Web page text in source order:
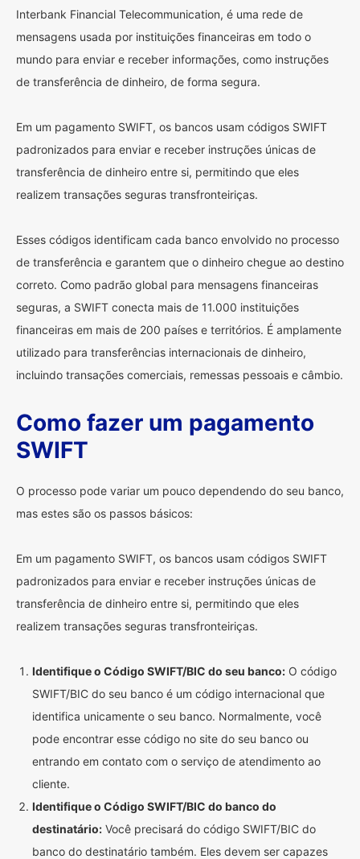
Interbank Financial Telecommunication, é uma rede de
mensagens usada por instituições financeiras em todo o
mundo para enviar e receber informações, como instruções
de transferência de dinheiro, de forma segura.
Em um pagamento SWIFT, os bancos usam códigos SWIFT
padronizados para enviar e receber instruções únicas de
transferência de dinheiro entre si, permitindo que eles
realizem transações seguras transfronteiriças.
Esses códigos identificam cada banco envolvido no processo
de transferência e garantem que o dinheiro chegue ao destino
correto. Como padrão global para mensagens financeiras
seguras, a SWIFT conecta mais de 11.000 instituições
financeiras em mais de 200 países e territórios. É amplamente
utilizado para transferências internacionais de dinheiro,
incluindo transações comerciais, remessas pessoais e câmbio.
Como fazer um pagamento
SWIFT
O processo pode variar um pouco dependendo do seu banco,
mas estes são os passos básicos:
Em um pagamento SWIFT, os bancos usam códigos SWIFT
padronizados para enviar e receber instruções únicas de
transferência de dinheiro entre si, permitindo que eles
realizem transações seguras transfronteiriças.
Identifique o Código SWIFT/BIC do seu banco: O código
SWIFT/BIC do seu banco é um código internacional que
identifica unicamente o seu banco. Normalmente, você
pode encontrar esse código no site do seu banco ou
entrando em contato com o serviço de atendimento ao
cliente.
Identifique o Código SWIFT/BIC do banco do
destinatário: Você precisará do código SWIFT/BIC do
banco do destinatário também. Eles devem ser capazes